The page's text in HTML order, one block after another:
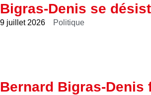
Bigras-Denis se
9 juillet 2026 Politique
Bernard Bigras-Denis